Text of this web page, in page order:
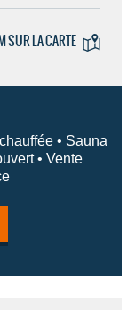
SUR LA CARTE
• Sauna
• Vente